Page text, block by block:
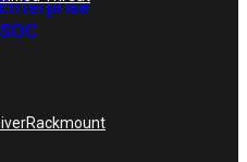
SOC
Rackmount